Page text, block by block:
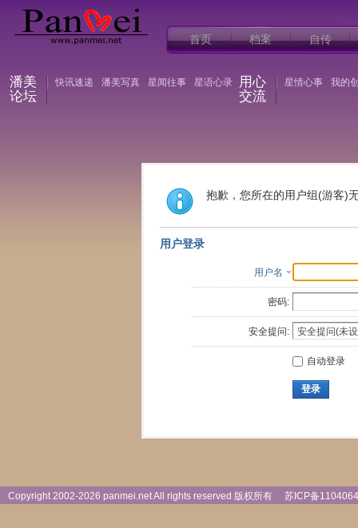
首页 档案 自传
潘美
论坛
快讯速递 潘美写真 星闻往事 星语心录
用心
交流
星情心事 我的
抱歉，您所在的用户组(游客)
用户登录
用户名
密码:
安全提问:
自动登录
登录
Copyright 2002-2026 panmei.net All rights reserved 版权所有 苏ICP备